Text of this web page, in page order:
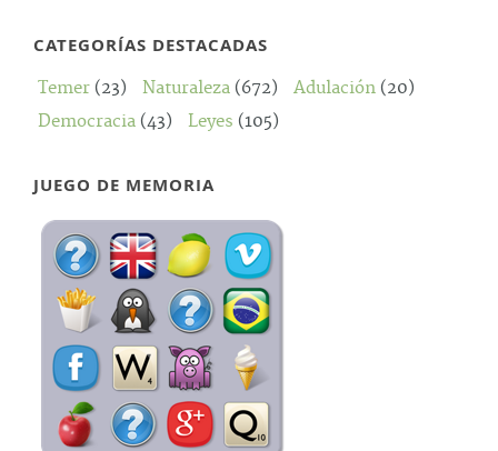
CATEGORÍAS DESTACADAS
Temer (23) Naturaleza (672) Adulación (20)
Democracia (43) Leyes (105)
JUEGO DE MEMORIA